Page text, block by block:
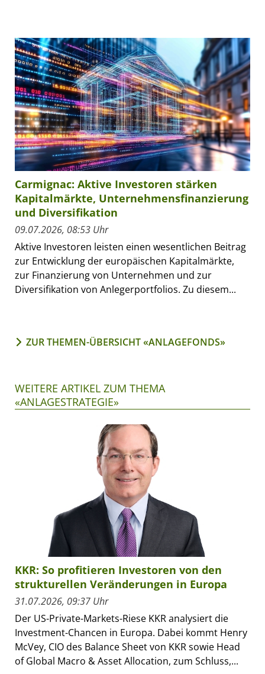
Carmignac: Aktive Investoren stärken
Kapitalmärkte, Unternehmensfinanzierung
und Diversifikation
09.07.2026, 08:53 Uhr
Aktive Investoren leisten einen wesentlichen Beitrag
zur Entwicklung der europäischen Kapitalmärkte,
zur Finanzierung von Unternehmen und zur
Diversifikation von Anlegerportfolios. Zu diesem...
ZUR THEMEN-ÜBERSICHT «ANLAGEFONDS»
WEITERE ARTIKEL ZUM THEMA
«ANLAGESTRATEGIE»
KKR: So profitieren Investoren von den
strukturellen Veränderungen in Europa
31.07.2026, 09:37 Uhr
Der US-Private-Markets-Riese KKR analysiert die
Investment-Chancen in Europa. Dabei kommt Henry
McVey, CIO des Balance Sheet von KKR sowie Head
of Global Macro & Asset Allocation, zum Schluss,...